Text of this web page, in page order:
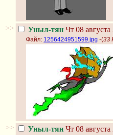
>> Уныл-тян Чт 08
Файл: 1256424951599.jpg -(33
>> Уныл-тян Чт 08